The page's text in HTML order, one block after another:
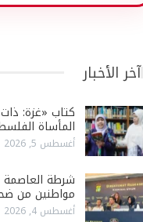
آخر الأخبار
كتاب «غزة:
المأساة
أغسطس 5, 2026
شرطة العاصمة
مواطنين من
أغسطس 4, 2026